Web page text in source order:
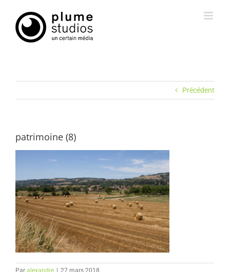
contenu
Précédent
patrimoine (8)
Par alexandre 27 mars 2018